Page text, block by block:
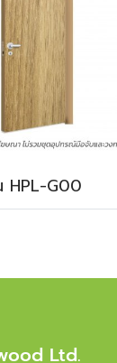
HPL-G00
Ltd.